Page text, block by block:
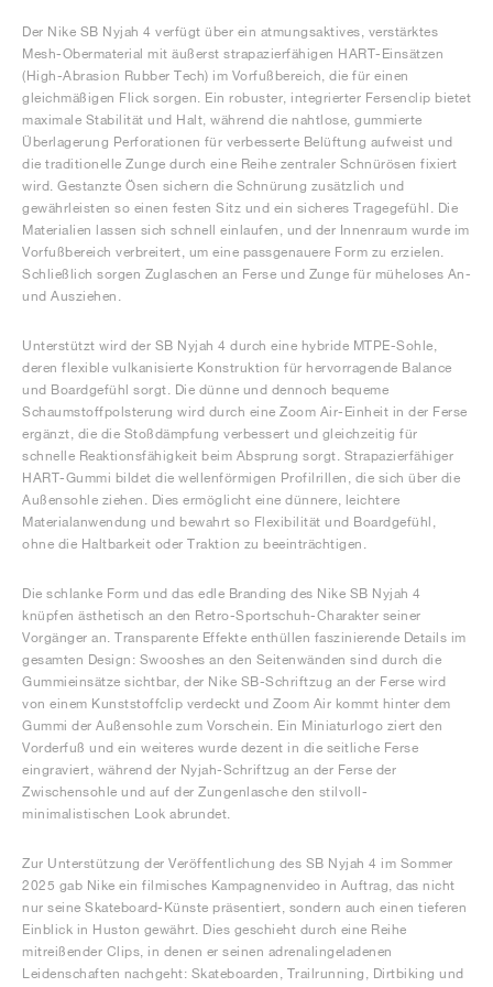
Der Nike SB Nyjah 4 verfügt über ein atmungsaktives, verstärktes
Mesh-Obermaterial mit äußerst strapazierfähigen HART-Einsätzen
(High-Abrasion Rubber Tech) im Vorfußbereich, die für einen
gleichmäßigen Flick sorgen. Ein robuster, integrierter Fersenclip bietet
maximale Stabilität und Halt, während die nahtlose, gummierte
Überlagerung Perforationen für verbesserte Belüftung aufweist und
die traditionelle Zunge durch eine Reihe zentraler Schnürösen fixiert
wird. Gestanzte Ösen sichern die Schnürung zusätzlich und
gewährleisten so einen festen Sitz und ein sicheres Tragegefühl. Die
Materialien lassen sich schnell einlaufen, und der Innenraum wurde im
Vorfußbereich verbreitert, um eine passgenauere Form zu erzielen.
Schließlich sorgen Zuglaschen an Ferse und Zunge für müheloses An-
und Ausziehen.
Unterstützt wird der SB Nyjah 4 durch eine hybride MTPE-Sohle,
deren flexible vulkanisierte Konstruktion für hervorragende Balance
und Boardgefühl sorgt. Die dünne und dennoch bequeme
Schaumstoffpolsterung wird durch eine Zoom Air-Einheit in der Ferse
ergänzt, die die Stoßdämpfung verbessert und gleichzeitig für
schnelle Reaktionsfähigkeit beim Absprung sorgt. Strapazierfähiger
HART-Gummi bildet die wellenförmigen Profilrillen, die sich über die
Außensohle ziehen. Dies ermöglicht eine dünnere, leichtere
Materialanwendung und bewahrt so Flexibilität und Boardgefühl,
ohne die Haltbarkeit oder Traktion zu beeinträchtigen.
Die schlanke Form und das edle Branding des Nike SB Nyjah 4
knüpfen ästhetisch an den Retro-Sportschuh-Charakter seiner
Vorgänger an. Transparente Effekte enthüllen faszinierende Details im
gesamten Design: Swooshes an den Seitenwänden sind durch die
Gummieinsätze sichtbar, der Nike SB-Schriftzug an der Ferse wird
von einem Kunststoffclip verdeckt und Zoom Air kommt hinter dem
Gummi der Außensohle zum Vorschein. Ein Miniaturlogo ziert den
Vorderfuß und ein weiteres wurde dezent in die seitliche Ferse
eingraviert, während der Nyjah-Schriftzug an der Ferse der
Zwischensohle und auf der Zungenlasche den stilvoll-
minimalistischen Look abrundet.
Zur Unterstützung der Veröffentlichung des SB Nyjah 4 im Sommer
2025 gab Nike ein filmisches Kampagnenvideo in Auftrag, das nicht
nur seine Skateboard-Künste präsentiert, sondern auch einen tieferen
Einblick in Huston gewährt. Dies geschieht durch eine Reihe
mitreißender Clips, in denen er seinen adrenalingeladenen
Leidenschaften nachgeht: Skateboarden, Trailrunning, Dirtbiking und